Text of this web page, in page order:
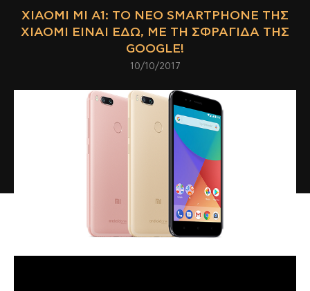
XIAOMI MI A1: ΤΟ ΝΈΟ SMARTPHONE ΤΗΣ
XIAOMI ΕΊΝΑΙ ΕΔΏ, ΜΕ ΤΗ ΣΦΡΑΓΊΔΑ ΤΗΣ
GOOGLE!
10/10/2017